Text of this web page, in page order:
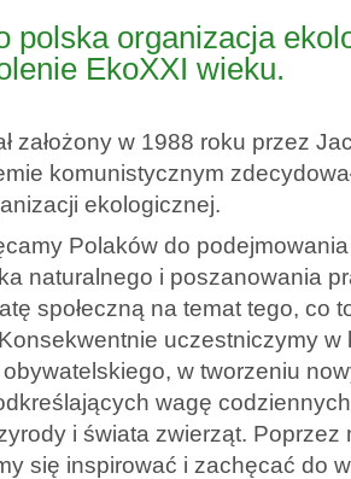
polska organizacja
EkoXXI wieku.
założony w 1988 roku przez
komunistycznym
ekologicznej.
Polaków do
naturalnego i poszanowania
społeczną na temat tego, co
uczestniczymy w
obywatelskiego, w tworzeniu
wagę
i świata zwierząt. Poprzez
się inspirować i zachęcać do